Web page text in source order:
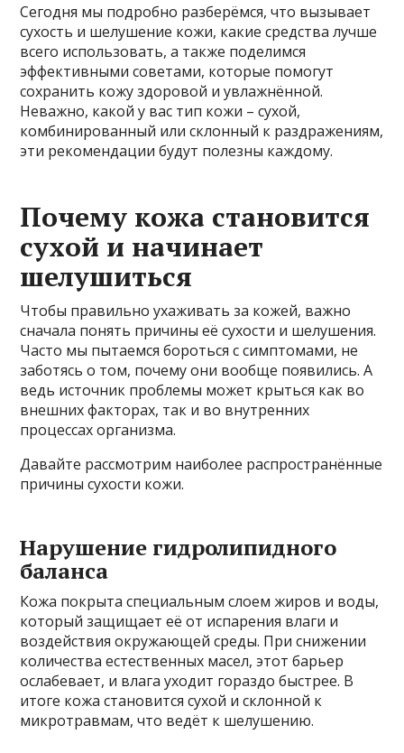
Сегодня мы подробно разберёмся, что вызывает
сухость и шелушение кожи, какие средства лучше
всего использовать, а также поделимся
эффективными советами, которые помогут
сохранить кожу здоровой и увлажнённой.
Неважно, какой у вас тип кожи – сухой,
комбинированный или склонный к раздражениям,
эти рекомендации будут полезны каждому.
Почему кожа становится
сухой и начинает
шелушиться
Чтобы правильно ухаживать за кожей, важно
сначала понять причины её сухости и шелушения.
Часто мы пытаемся бороться с симптомами, не
заботясь о том, почему они вообще появились. А
ведь источник проблемы может крыться как во
внешних факторах, так и во внутренних
процессах организма.
Давайте рассмотрим наиболее распространённые
причины сухости кожи.
Нарушение гидролипидного
баланса
Кожа покрыта специальным слоем жиров и воды,
который защищает её от испарения влаги и
воздействия окружающей среды. При снижении
количества естественных масел, этот барьер
ослабевает, и влага уходит гораздо быстрее. В
итоге кожа становится сухой и склонной к
микротравмам, что ведёт к шелушению.